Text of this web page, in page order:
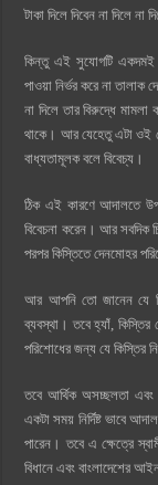
টাকা দিলে দিবেন না দিলে না
কিন্তু এই সুযোগটি একদমই
পাওয়া নির্ভর করে না তালাক
না দিলে তার বিরুদ্ধে
থাকে। আর যেহেতু এটা ওই
বাধ্যতামূলক বলে বিবেচ্য।
ঠিক এই কারণে আদালতে
বিবেচনা করেন। আর সবদিক
পরপর কিস্তিতে দেনমোহর
আর আপনি তো জানেন যে
ব্যবস্থা। তবে হ্যাঁ, কিস্তির
পরিশোধের জন্য যে কিস্তির
তবে আর্থিক অসচ্ছলতা এবং
একটা সময় নির্দিষ্ট ভাবে
পারেন। তবে এ ক্ষেত্রে
বিধানে এবং বাংলাদেশের